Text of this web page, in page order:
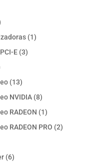
11
E 33
1313
productos
NVIDIA 88
productos
RADEON 11
producto
RADEON PRO 22
66